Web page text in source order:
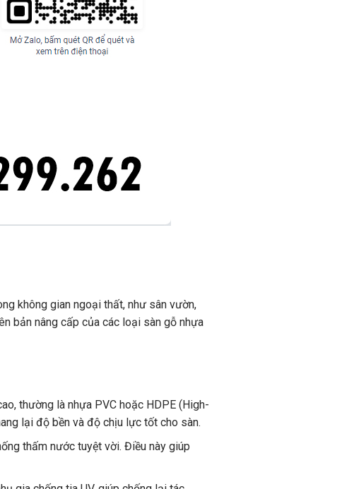
không gian ngoại thất, như sân vườn,
bản nâng cấp của các loại sàn gỗ nhựa
thường là nhựa PVC hoặc HDPE (High-
lại độ bền và độ chịu lực tốt cho sàn.
thấm nước tuyệt vời. Điều này giúp